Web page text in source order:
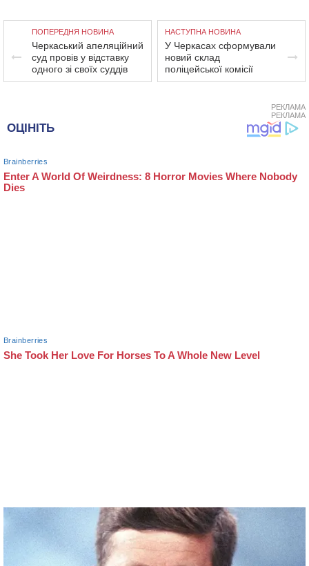
ПОПЕРЕДНЯ НОВИНА
Черкаський апеляційний
суд провів у відставку
одного зі своїх суддів
НАСТУПНА НОВИНА
У Черкасах сформували
новий склад
поліцейської комісії
РЕКЛАМА
РЕКЛАМА